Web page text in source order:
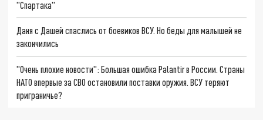
"Спартака"
Даня с Дашей спаслись от боевиков ВСУ. Но беды для малышей не
закончились
"Очень плохие новости": Большая ошибка Palantir в России. Страны
НАТО впервые за СВО остановили поставки оружия. ВСУ теряют
приграничье?